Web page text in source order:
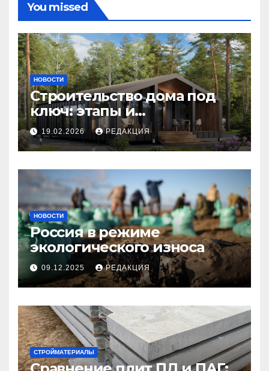
You missed
НОВОСТИ
Строительство дома под
ключ: этапы и
планирование бюджета
19.02.2026 РЕДАКЦИЯ
НОВОСТИ
Россия в режиме
экологического износа
09.12.2025 РЕДАКЦИЯ
СТРОЙМАТЕРИАЛЫ